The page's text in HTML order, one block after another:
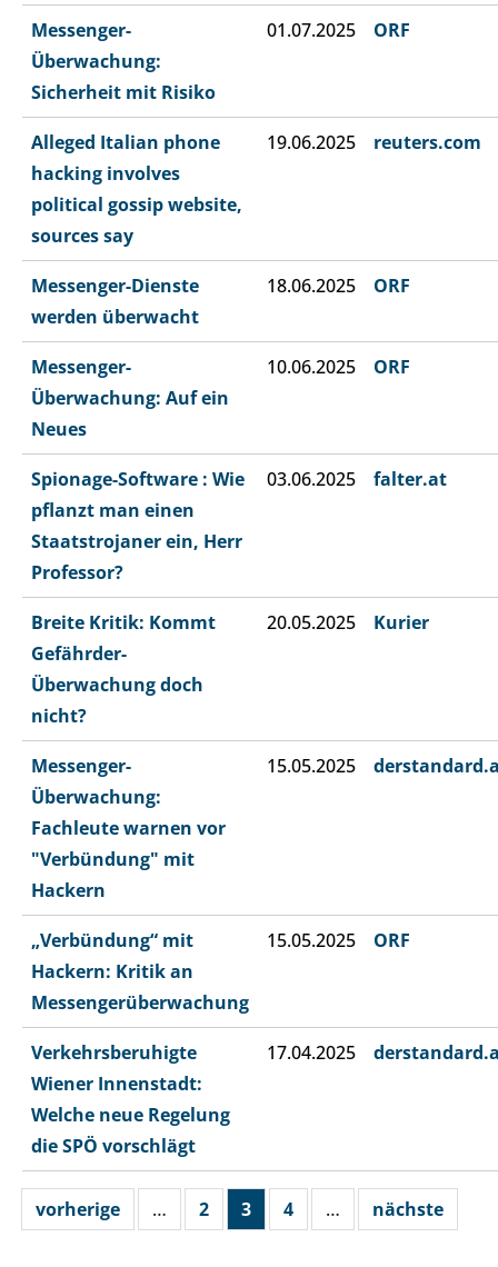
Messenger-
Überwachung:
Sicherheit mit Risiko
01.07.2025 ORF
Alleged Italian phone
hacking involves
political gossip website,
sources say
19.06.2025 reuters.com
Messenger-Dienste
werden überwacht
18.06.2025 ORF
Messenger-
Überwachung: Auf ein
Neues
10.06.2025 ORF
Spionage-Software : Wie
pflanzt man einen
Staatstrojaner ein, Herr
Professor?
03.06.2025 falter.at
Breite Kritik: Kommt
Gefährder-
Überwachung doch
nicht?
20.05.2025 Kurier
Messenger-
Überwachung:
Fachleute warnen vor
"Verbündung" mit
Hackern
15.05.2025
„Verbündung“ mit
Hackern: Kritik an
Messengerüberwachung
15.05.2025 ORF
Verkehrsberuhigte
Wiener Innenstadt:
Welche neue Regelung
die SPÖ vorschlägt
17.04.2025
vorherige … 2 3 4 … nächste